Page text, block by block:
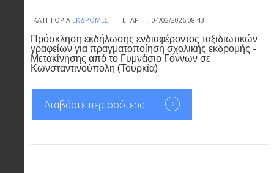
ΚΑΤΗΓΟΡΊΑ ΕΚΔΡΟΜΈΣ ΤΕΤΆΡΤΗ, 04/02/2026 08:43
Πρόσκληση εκδήλωσης ενδιαφέροντος ταξιδιωτικών
γραφείων για πραγματοποίηση σχολικής εκδρομής -
Μετακίνησης από το Γυμνάσιο Γόννων σε
Κωνσταντινούπολη (Τουρκία)
Διαβάστε περισσότερα...